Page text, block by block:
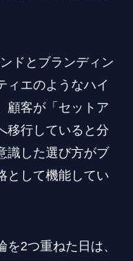
ドとブランディン
ィエのようなハイ
顧客が「セットア
移行していると分
識した選び方がブ
として機能してい
2つ重ねた日は、